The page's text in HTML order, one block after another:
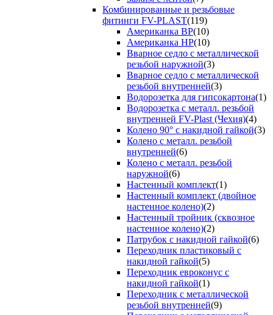
Комбинированные и резьбовые
фитинги FV-PLAST(119)
Американка ВР(10)
Американка НР(10)
Вварное седло с металлической
резьбой наружной(3)
Вварное седло с металлической
резьбой внутренней(3)
Водорозетка для гипсокартона(1)
Водорозетка с металл. резьбой
внутренней FV-Plast (Чехия)(4)
Колено 90° с накидной гайкой(3)
Колено с металл. резьбой
внутренней(6)
Колено с металл. резьбой
наружной(6)
Настенный комплект(1)
Настенный комплект (двойное
настенное колено)(2)
Настенный тройник (сквозное
настенное колено)(2)
Патрубок с накидной гайкой(6)
Переходник пластиковый с
накидной гайкой(5)
Переходник евроконус с
накидной гайкой(1)
Переходник с металлической
резьбой внутренней(9)